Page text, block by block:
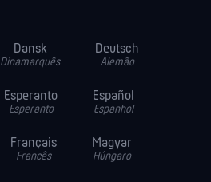
Dansk
Dinamarquês
Deutsch
Alemão
Esperanto
Esperanto
Español
Espanhol
Français
Francês
Magyar
Húngaro